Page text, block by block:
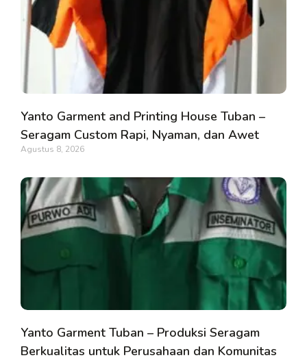
Yanto Garment and Printing House Tuban –
Seragam Custom Rapi, Nyaman, dan Awet
Agustus 8, 2026
Yanto Garment Tuban – Produksi Seragam
Berkualitas untuk Perusahaan dan Komunitas